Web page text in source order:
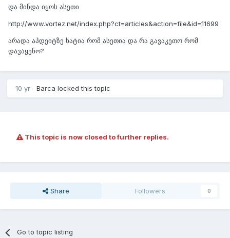
და მინდა იყოს ასეთი
http://www.vortez.net/index.php?ct=articles&action=file&id=11699
არადა აპდეიტზე ხატია რომ ასეთია და რა გავაკეთო რომ
დავაყენო?
10 yr Barca locked this topic
This topic is now closed to further replies.
Share Followers 0
Go to topic listing